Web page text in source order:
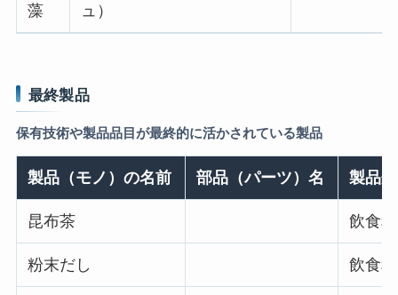
藻
ュ）
最終製品
保有技術や製品品目が最終的に活かされている製品
製品（モノ）の名前 部品（パーツ）名 製品
昆布茶 飲食
粉末だし 飲食